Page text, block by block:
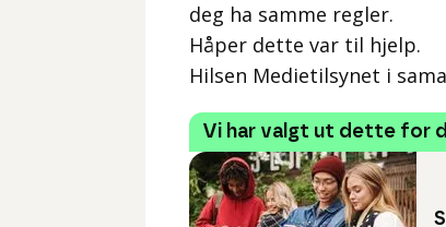
deg ha samme regler.
Håper dette var til hjelp.
Hilsen Medietilsynet i
Vi har valgt ut dette for